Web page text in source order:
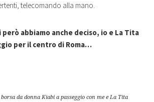
telecomando alla mano.
abbiamo anche deciso, io e La Tita
per il centro di Roma…
da donna Kiabi a passeggio con me e La Tita